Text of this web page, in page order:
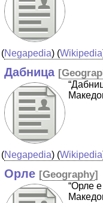
(Negapedia) (Wikipedia
Дабница [
(Negapedia) (Wikipedia
Орле [Geography]
“Орле